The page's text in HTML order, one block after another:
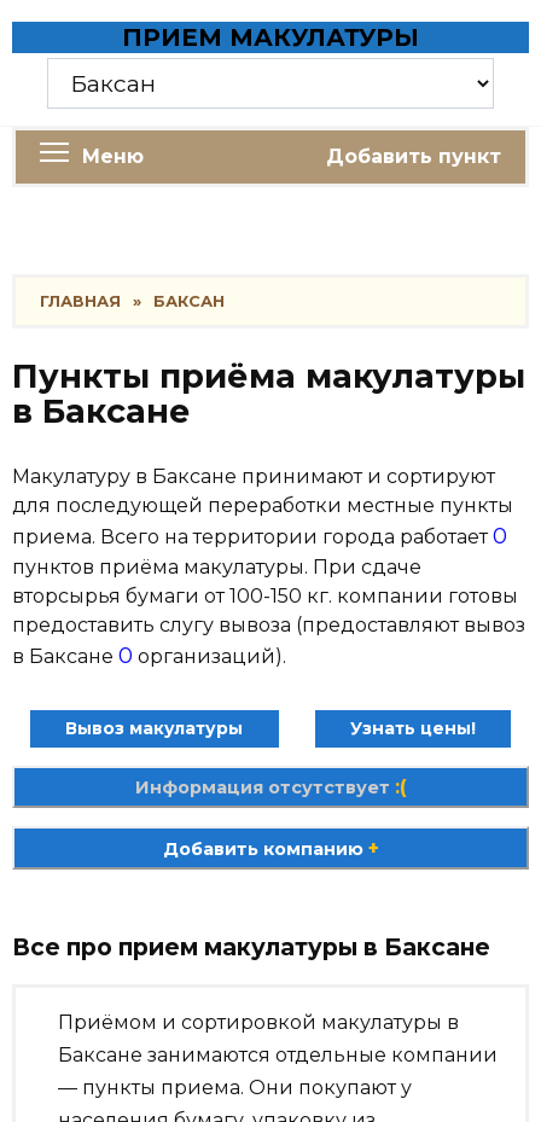
content
ПРИЕМ МАКУЛАТУРЫ
Меню Добавить пункт
ГЛАВНАЯ » БАКСАН
Пункты приёма макулатуры
в Баксане
Макулатуру в Баксане принимают и сортируют
для последующей переработки местные пункты
приема. Всего на территории города работает0
пунктов приёма макулатуры. При сдаче
вторсырья бумаги от 100-150 кг. компании готовы
предоставить слугу вывоза (предоставляют вывоз
в Баксане 0 организаций).
Вывоз макулатуры Узнать цены!
Информация отсутствует :(
Добавить компанию +
Все про прием макулатуры в Баксане
Приёмом и сортировкой макулатуры в
Баксане занимаются отдельные компании
— пункты приема. Они покупают у